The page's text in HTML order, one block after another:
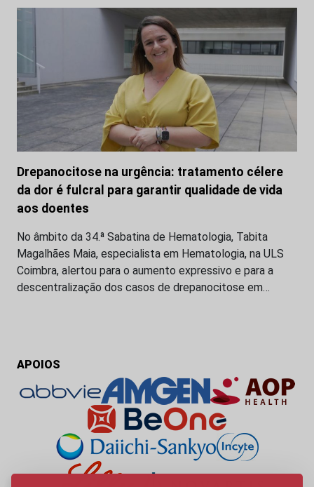
Drepanocitose na urgência: tratamento célere
da dor é fulcral para garantir qualidade de vida
aos doentes
No âmbito da 34.ª Sabatina de Hematologia, Tabita
Magalhães Maia, especialista em Hematologia, na ULS
Coimbra, alertou para o aumento expressivo e para a
descentralização dos casos de drepanocitose em…
APOIOS